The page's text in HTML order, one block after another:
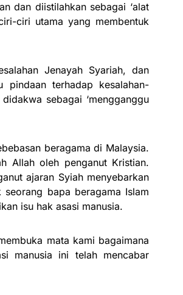
dan diistilahkan sebagai ‘alat
ciri utama yang membentuk
Jenayah Syariah, dan
pindaan terhadap kesalahan-
sebagai ‘mengganggu
beragama di Malaysia.
Allah oleh penganut Kristian.
ajaran Syiah menyebarkan
bapa beragama Islam
isu hak asasi manusia.
mata kami bagaimana
manusia ini telah mencabar